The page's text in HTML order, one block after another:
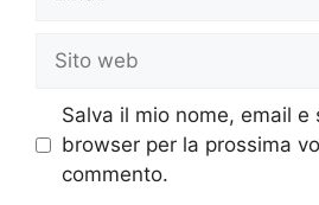
Sito
web
Salva il mio nome, email
browser per la prossima
commento.